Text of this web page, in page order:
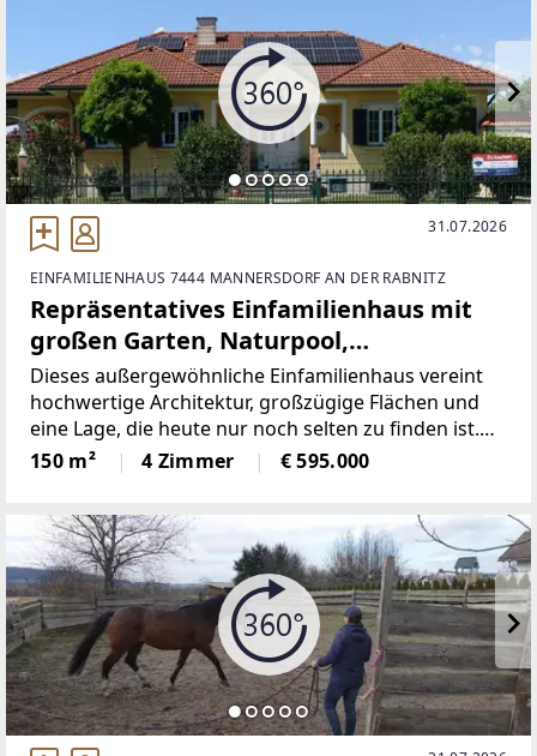
31.07.2026
EINFAMILIENHAUS 7444 MANNERSDORF AN DER RABNITZ
Repräsentatives Einfamilienhaus mit
großen Garten, Naturpool,
Wellnessbereich & autarker
Energieversorgung
Dieses außergewöhnliche Einfamilienhaus vereint
hochwertige Architektur, großzügige Flächen und
eine Lage, die heute nur noch selten zu finden ist.
Ein Naturpool, eingebettet in einen liebevoll
angelegten Garten, schafft eine private Wellness-
150 m² 4 Zimmer € 595.000